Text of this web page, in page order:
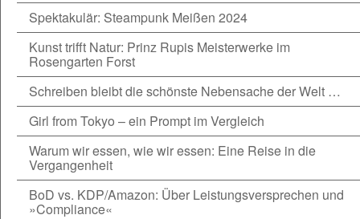
Spektakulär: Steampunk Meißen 2024
Kunst trifft Natur: Prinz Rupis Meisterwerke im
Rosengarten Forst
Schreiben bleibt die schönste Nebensache der Welt …
Girl from Tokyo – ein Prompt im Vergleich
Warum wir essen, wie wir essen: Eine Reise in die
Vergangenheit
BoD vs. KDP/Amazon: Über Leistungsversprechen und
»Compliance«